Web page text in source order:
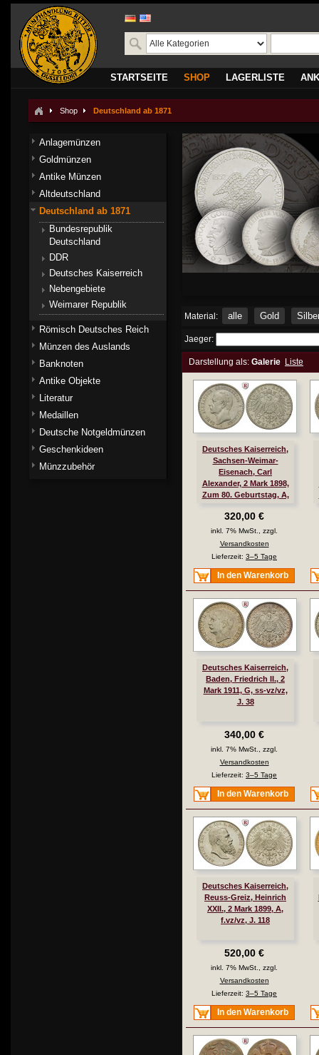
STARTSEITE SHOP LAGERLISTE
Shop Deutschland ab 1871
Material: alle Gold
Jaeger:
Darstellung als: Galerie Liste
Deutsches Kaiserreich,
Sachsen-Weimar-
Eisenach, Carl
Alexander, 2 Mark 1898,
Zum 80. Geburtstag, A,
320,00 €
inkl. 7% MwSt., zzgl.
Versandkosten
Lieferzeit: 3–5 Tage
In den Warenkorb
Deutsches Kaiserreich,
Baden, Friedrich II., 2
Mark 1911, G, ss-vz/vz,
J. 38
340,00 €
inkl. 7% MwSt., zzgl.
Versandkosten
Lieferzeit: 3–5 Tage
In den Warenkorb
Deutsches Kaiserreich,
Reuss-Greiz, Heinrich
XXII., 2 Mark 1899, A,
f.vz/vz, J. 118
520,00 €
inkl. 7% MwSt., zzgl.
Versandkosten
Lieferzeit: 3–5 Tage
In den Warenkorb
Anlagemünzen
Goldmünzen
Antike Münzen
Altdeutschland
Deutschland ab 1871
Bundesrepublik
Deutschland
DDR
Deutsches Kaiserreich
Nebengebiete
Weimarer Republik
Römisch Deutsches Reich
Münzen des Auslands
Banknoten
Antike Objekte
Literatur
Medaillen
Deutsche Notgeldmünzen
Geschenkideen
Münzzubehör